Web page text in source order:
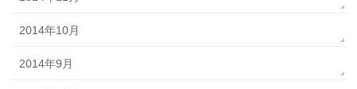
2014年10月
2014年9月